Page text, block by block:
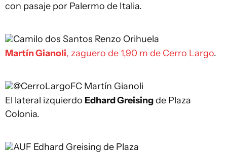
con pasaje por Palermo de Italia.
Camilo dos Santos Renzo Orihuela
Martín Gianoli, zaguero de 1,90 m de Cerro Largo.
@CerroLargoFC Martín Gianoli
El lateral izquierdo Edhard Greisingde Plaza
Colonia.
AUF Edhard Greising de Plaza